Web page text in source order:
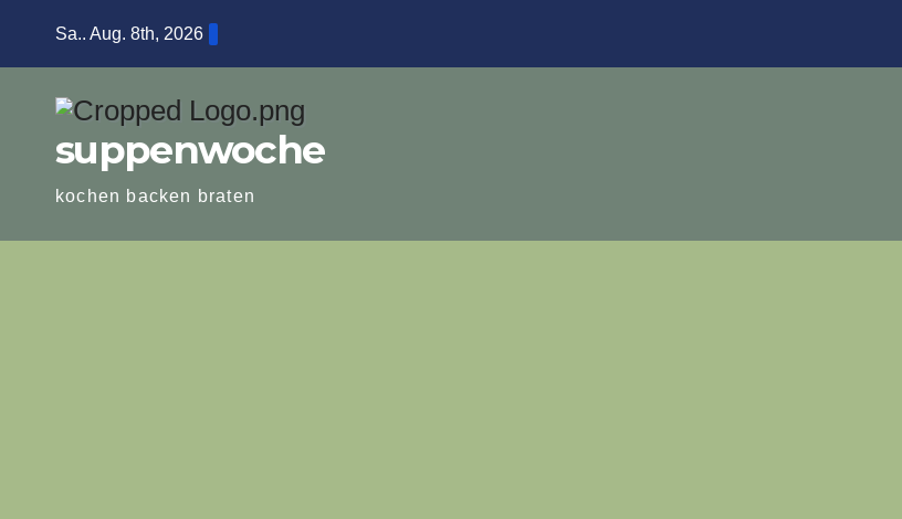
Sa.. Aug. 8th, 2026
suppenwoche
kochen backen braten